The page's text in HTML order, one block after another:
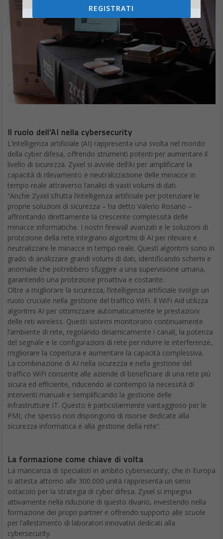
Il ruolo dell’AI nella cybersecurity
L’intelligenza artificiale (AI) rappresenta una svolta nel mondo
della cyber difesa, offrendo strumenti potenti per aumentare il
livello di sicurezza. Zyxel si avvale dell’AI per amplificare la
capacità di rilevamento e neutralizzazione delle minacce in
tempo reale attraverso l’analisi di vasti volumi di dati.
“Anche Zyxel sfrutta l’intelligenza artificiale per potenziare le
proprie soluzioni di sicurezza – ha detto Valerio Rosano –
affrontando direttamente la crescente complessità delle
minacce informatiche. I nostri firewall avanzati e le soluzioni di
protezione della rete integrano algoritmi di AI per rilevare e
neutralizzare le minacce in tempo reale. Questi algoritmi sono in
grado di analizzare grandi volumi di dati, identificando schemi e
anomalie che potrebbero sfuggire a una supervisione umana,
garantendo una protezione proattiva e costante.
Oltre a migliorare la sicurezza, l’intelligenza artificiale svolge un
ruolo cruciale nella gestione del traffico WiFi. Il WiFi Aid utilizza
algoritmi AI per ottimizzare automaticamente le prestazioni
delle reti wireless. Questi sistemi monitorano continuamente
l’ambiente di rete, regolando dinamicamente i canali, la potenza
del segnale e le configurazioni di rete per ridurre le interferenze,
migliorare la copertura e aumentare la capacità complessiva.
La combinazione di AI nella sicurezza e nella gestione del
traffico WiFi consente alle aziende di beneficiare di una rete più
sicura ed efficiente, riducendo al contempo la necessità di
interventi manuali e semplificando la gestione delle
infrastrutture IT. Questo è particolarmente vantaggioso per le
PMI, che spesso non dispongono di risorse dedicate alla
sicurezza informatica e alla gestione della rete”.
La formazione come chiave di volta
La mancanza di specialisti in ambito cybersecurity, che in Europa
si attesta attorno alle 300.000 unità rappresenta un serio
ostacolo per la strategia di cyber difesa. Zyxel si impegna
attivamente nella riduzione di questo divario, investendo nella
formazione dei propri partner e offrendo supporto alle scuole
per l’allestimento di laboratori innovativi dedicati alla
cybersecurity.
REGISTRATI